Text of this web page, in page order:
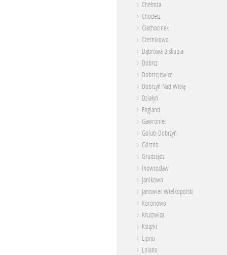
Chełmża
Chodecz
Ciechocinek
Czernikowo
Dąbrowa Biskupia
Dobrcz
Dobrzejewice
Dobrzyń Nad Wisłą
Działyń
England
Gawroniec
Golub-Dobrzyń
Górzno
Grudziądz
Inowrocław
Janikowo
Janowiec Wielkopolski
Koronowo
Kruszwica
Książki
Lipno
Lniano